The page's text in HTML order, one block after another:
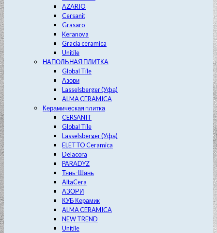
AZARIO
Cersanit
Grasaro
Keranova
Gracia ceramica
Unitile
НАПОЛЬНАЯ ПЛИТКА
Global Tile
Азори
Lasselsberger (Уфа)
ALMA CERAMICA
Керамическая плитка
CERSANIT
Global Tile
Lasselsberger (Уфа)
ELETTO Ceramica
Delacora
PARADYZ
Тянь-Шань
AltaCera
АЗОРИ
КУБ Керамик
ALMA CERAMICA
NEW TREND
Unitile